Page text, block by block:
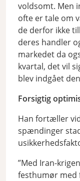
voldsomt. Men
ofte er tale om
de derfor ikke
deres handler
markedet da
kvartal, det vil
blev indgået
Forsigtig
Han fortæller
spændinger
”Med Iran-
festhumør med